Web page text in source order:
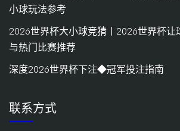
小球玩法参考
2026世界杯大小球竞猜丨2026世界杯让
与热门比赛推荐
深度2026世界杯下注◆冠军投注指南
联系方式